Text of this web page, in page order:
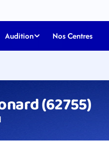
Audition Nos Centres
(62755)